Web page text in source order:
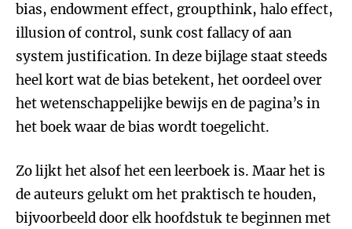
bias, endowment effect, groupthink, halo effect,
illusion of control, sunk cost fallacy of aan
system justification. In deze bijlage staat steeds
heel kort wat de bias betekent, het oordeel over
het wetenschappelijke bewijs en de pagina’s in
het boek waar de bias wordt toegelicht.
Zo lijkt het alsof het een leerboek is. Maar het is
de auteurs gelukt om het praktisch te houden,
bijvoorbeeld door elk hoofdstuk te beginnen met